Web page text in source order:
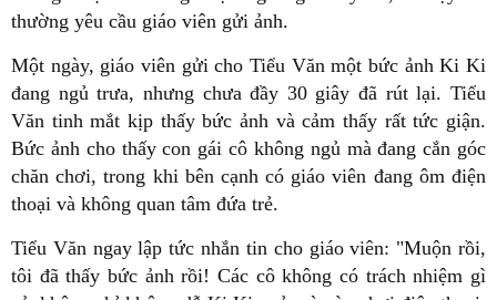
thường yêu cầu giáo viên gửi ảnh.
Một ngày, giáo viên gửi cho Tiểu Văn một bức ảnh Ki Ki
đang ngủ trưa, nhưng chưa đầy 30 giây đã rút lại. Tiểu
Văn tinh mắt kịp thấy bức ảnh và cảm thấy rất tức giận.
Bức ảnh cho thấy con gái cô không ngủ mà đang cắn góc
chăn chơi, trong khi bên cạnh có giáo viên đang ôm điện
thoại và không quan tâm đứa trẻ.
Tiểu Văn ngay lập tức nhắn tin cho giáo viên: "Muộn rồi,
tôi đã thấy bức ảnh rồi! Các cô không có trách nhiệm gì